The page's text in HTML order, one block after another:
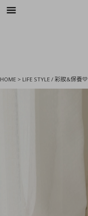
HOME > LIFE STYLE / 彩妝&保養💛